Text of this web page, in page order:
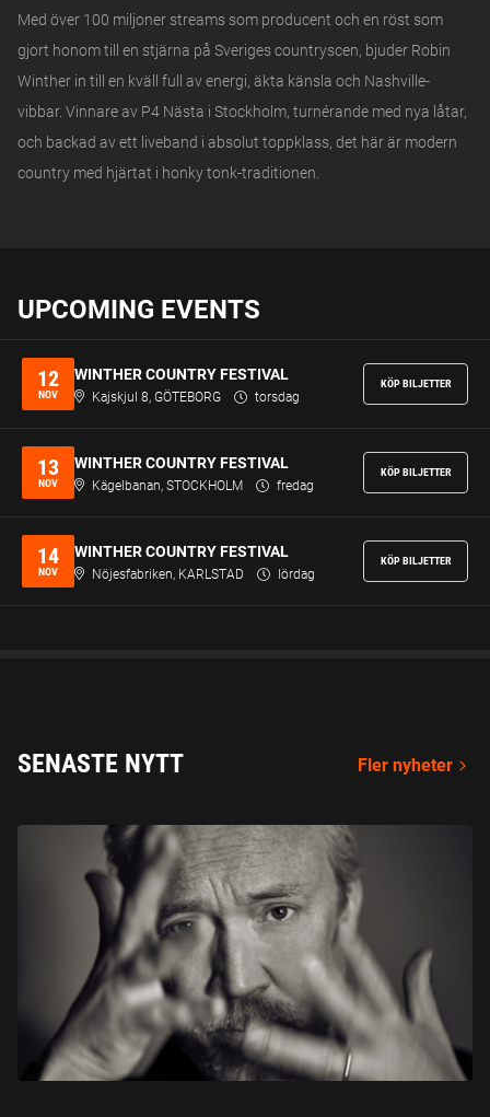
Med över 100 miljoner streams som producent och en röst som
gjort honom till en stjärna på Sveriges countryscen, bjuder Robin
Winther in till en kväll full av energi, äkta känsla och Nashville-
vibbar. Vinnare av P4 Nästa i Stockholm, turnérande med nya låtar,
och backad av ett liveband i absolut toppklass, det här är modern
country med hjärtat i honky tonk-traditionen.
UPCOMING EVENTS
12
NOV
WINTHER COUNTRY FESTIVAL
Kajskjul 8, GÖTEBORG torsdag
KÖP BILJETTER
13
NOV
WINTHER COUNTRY FESTIVAL
Kägelbanan, STOCKHOLM fredag
KÖP BILJETTER
14
NOV
WINTHER COUNTRY FESTIVAL
Nöjesfabriken, KARLSTAD lördag
KÖP BILJETTER
SENASTE NYTT Fler nyheter